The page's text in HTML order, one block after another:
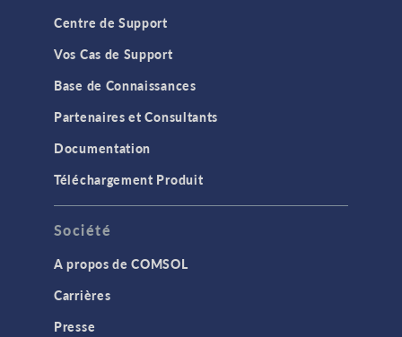
Centre de Support
Vos Cas de Support
Base de Connaissances
Partenaires et Consultants
Documentation
Téléchargement Produit
Société
A propos de COMSOL
Carrières
Presse